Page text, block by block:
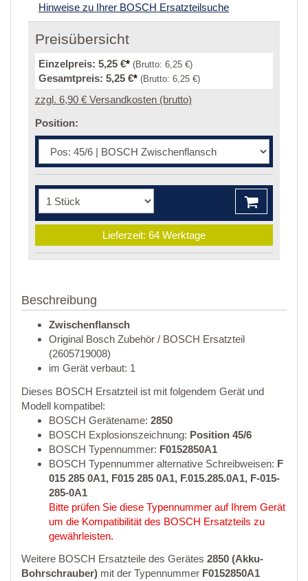
Hinweise zu Ihrer BOSCH Ersatzteilsuche
Preisübersicht
Einzelpreis: 5,25 €* (Brutto: 6,25 €)
Gesamtpreis: 5,25 €* (Brutto: 6,25 €)
zzgl. 6,90 € Versandkosten (brutto)
Position:
Lieferzeit: 64 Werktage
Beschreibung
Zwischenflansch
Original Bosch Zubehör / BOSCH Ersatzteil
(2605719008)
im Gerät verbaut: 1
Dieses BOSCH Ersatzteil ist mit folgendem Gerät und
Modell kompatibel:
BOSCH Gerätename: 2850
BOSCH Explosionszeichnung: Position 45/6
BOSCH Typennummer: F0152850A1
BOSCH Typennummer alternative Schreibweisen: F
015 285 0A1, F015 285 0A1, F.015.285.0A1, F-015-
285-0A1
Bitte prüfen Sie diese Typennummer auf Ihrem Gerät
um die Kompatibilität des BOSCH Ersatzteils zu
gewährleisten.
Weitere BOSCH Ersatzteile des Gerätes 2850 (Akku-
Bohrschrauber) mit der Typennummer F0152850A1